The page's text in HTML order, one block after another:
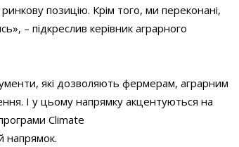
позицію. Крім того, ми переконані,
– підкреслив керівник аграрного
які дозволяють фермерам, аграрним
І у цьому напрямку акцентуються на
Climate
напрямок.